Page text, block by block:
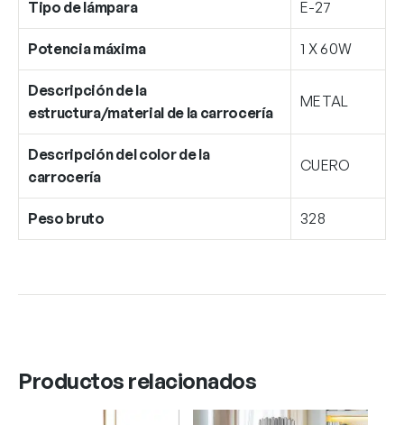
Tipo de lámpara E-27
Potencia máxima 1 X 60W
Descripción de la
estructura/material de la carrocería
METAL
Descripción del color de la
carrocería
CUERO
Peso bruto 328
Productos relacionados